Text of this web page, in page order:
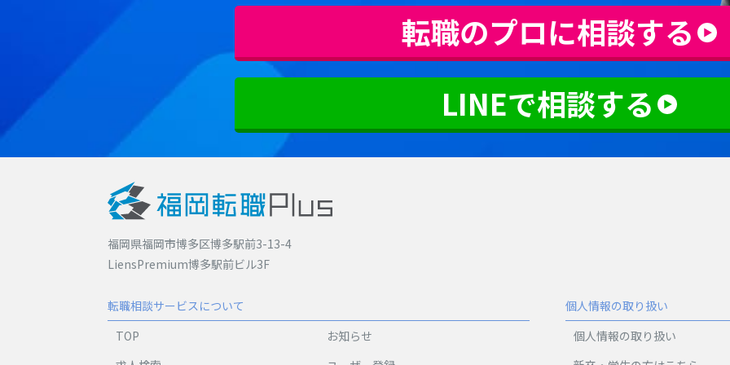
転職のプロに相談する
LINEで相談する
福岡県福岡市博多区博多駅前3-13-4
LiensPremium博多駅前ビル3F
転職相談サービスについて
TOP
お知らせ
個人情報の取り扱い
個人情報の取り扱い